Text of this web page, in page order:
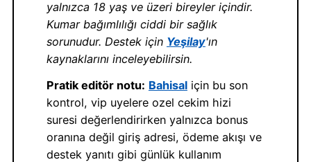
yalnızca 18 yaş ve üzeri bireyler içindir.
Kumar bağımlılığı ciddi bir sağlık
sorunudur. Destek için Yeşilay'ın
kaynaklarını inceleyebilirsin.
Pratik editör notu: Bahisaliçin bu son
kontrol, vip uyelere ozel cekim hizi
suresi değerlendirirken yalnızca bonus
oranına değil giriş adresi, ödeme akışı ve
destek yanıtı gibi günlük kullanım